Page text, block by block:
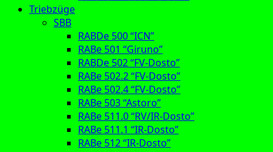
Triebzüge
SBB
RABDe 500 “ICN”
RABe 501 “Giruno”
RABDe 502 “FV-Dosto”
RABe 502.2 “FV-Dosto”
RABe 502.4 “FV-Dosto”
RABe 503 “Astoro”
RABe 511.0 “RV/IR-Dosto”
RABe 511.1 “IR-Dosto”
RABe 512 “IR-Dosto”